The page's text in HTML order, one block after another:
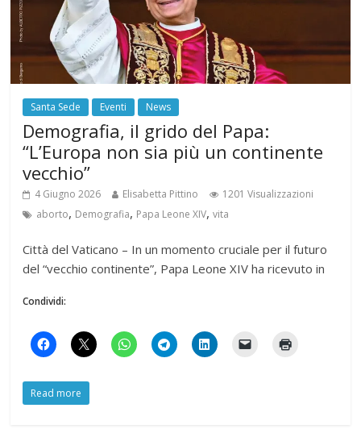
Santa Sede Eventi News
Demografia, il grido del Papa:
“L’Europa non sia più un continente
vecchio”
4 Giugno 2026 Elisabetta Pittino
1201 Visualizzazioni
aborto, Demografia, Papa Leone XIV,vita
Città del Vaticano – In un momento cruciale per il futuro
del “vecchio continente”, Papa Leone XIV ha ricevuto in
Condividi:
Read more